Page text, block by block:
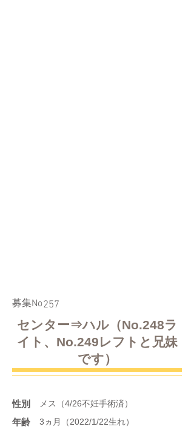
​募集No257
センター⇒ハル（No.248ラ
イト、No.249レフトと兄妹
です）
性別 メス（4/26不妊手術済）
年齢 3ヵ月（2022/1/22生れ）